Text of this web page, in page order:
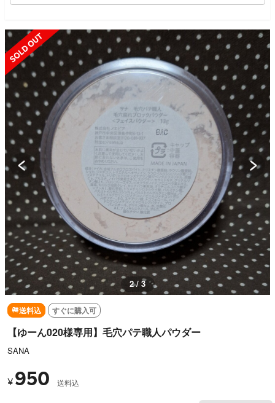
SOLD OUT
3 / 3
送料込 すぐに購入可
【ゆーん020様専用】毛穴パテ職人パウダー
SANA
¥ 950 送料込